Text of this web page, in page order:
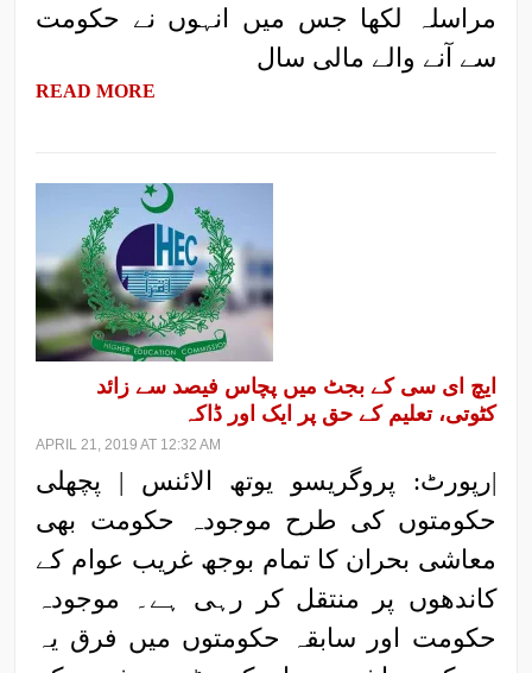
مراسلہ لکھا جس میں انہوں نے حکومت
سے آنے والے مالی سال
READ MORE
ایچ ای سی کے بجٹ میں پچاس فیصد سے زائد
کٹوتی، تعلیم کے حق پر ایک اور ڈاکہ
APRIL 21, 2019 AT 12:32 AM
|رپورٹ: پروگریسو یوتھ الائنس | پچھلی
حکومتوں کی طرح موجودہ حکومت بھی
معاشی بحران کا تمام بوجھ غریب عوام کے
کاندھوں پر منتقل کر رہی ہے۔ موجودہ
حکومت اور سابقہ حکومتوں میں فرق یہ